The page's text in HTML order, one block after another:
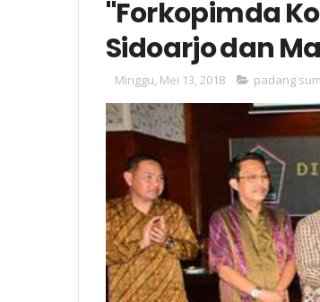
"Forkopimda
Sidoarjo dan
Minggu, Mei 13, 2018 padang